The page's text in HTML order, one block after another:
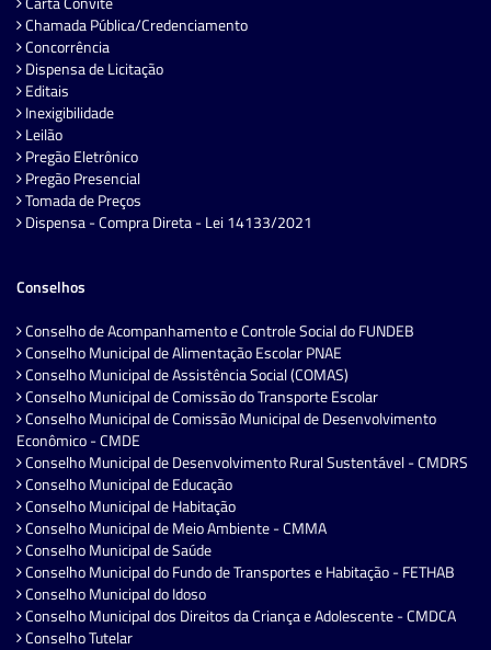
Chamada Pública/Credenciamento
Concorrência
Dispensa de Licitação
Editais
Inexigibilidade
Leilão
Pregão Eletrônico
Pregão Presencial
Tomada de Preços
Dispensa - Compra Direta - Lei 14133/2021
Conselhos
Conselho de Acompanhamento e Controle Social do FUNDEB
Conselho Municipal de Alimentação Escolar PNAE
Conselho Municipal de Assistência Social (COMAS)
Conselho Municipal de Comissão do Transporte Escolar
Conselho Municipal de Comissão Municipal de Desenvolvimento
Econômico - CMDE
Conselho Municipal de Desenvolvimento Rural Sustentável - CMDRS
Conselho Municipal de Educação
Conselho Municipal de Habitação
Conselho Municipal de Meio Ambiente - CMMA
Conselho Municipal de Saúde
Conselho Municipal do Fundo de Transportes e Habitação - FETHAB
Conselho Municipal do Idoso
Conselho Municipal dos Direitos da Criança e Adolescente - CMDCA
Conselho Tutelar